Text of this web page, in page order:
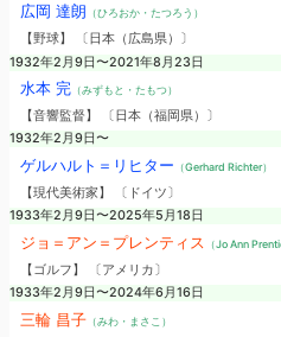
広岡 達朗 （ひろおか・たつろう）
【野球】 〔日本（広島県）〕
1932年2月9日〜2021年8月23日
水本 完（みずもと・たもつ）
【音響監督】 〔日本（福岡県）〕
1932年2月9日〜
ゲルハルト＝リヒター （Gerhard Richter）
【現代美術家】 〔ドイツ〕
1933年2月9日〜2025年5月18日
ジョ＝アン＝プレンティス （Jo Ann
【ゴルフ】 〔アメリカ〕
1933年2月9日〜2024年6月16日
三輪 昌子（みわ・まさこ）